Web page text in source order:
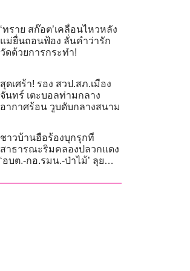
‘ทราย สก๊อต’เคลื่อนไหวหลัง
แม่ยื่นถอนฟ้อง ลั่นคำว่ารัก
วัดด้วยการกระทำ!
สุดเศร้า! รอง สวป.สภ.เมือง
จันทร์ เตะบอลท่ามกลาง
อากาศร้อน วูบดับกลางสนาม
ชาวบ้านฮือร้องบุกรุกที่
สาธารณะริมคลองปลวกแดง
‘อบต.-กอ.รมน.-ป่าไม้’ ลุย